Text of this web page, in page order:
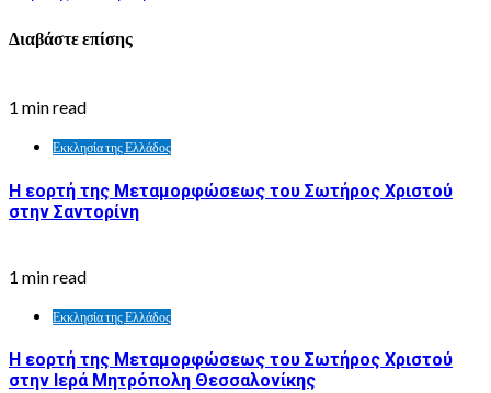
Διαβάστε επίσης
1 min read
Εκκλησία της Ελλάδος
Η εορτή της Μεταμορφώσεως του Σωτήρος Χριστού
στην Σαντορίνη
1 min read
Εκκλησία της Ελλάδος
Η εορτή της Μεταμορφώσεως του Σωτήρος Χριστού
στην Ιερά Μητρόπολη Θεσσαλονίκης